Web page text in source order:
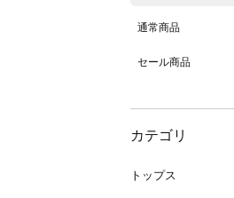
通常商品
セール商品
カテゴリ
トップス